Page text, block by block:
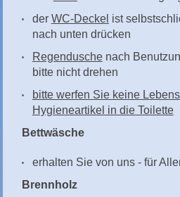
der WC-Deckel ist
nach unten drücken
Regenduschenach
bitte nicht drehen
bitte werfen Sie keine
Hygieneartikel in die Toilette
Bettwäsche
erhalten Sie von uns - für
Brennholz